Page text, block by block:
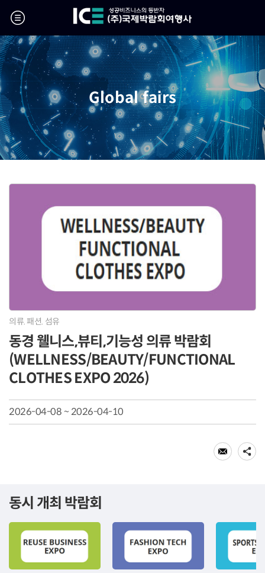
Global fairs
의류. 패션. 섬유
동경 웰니스,뷰티,기능성 의류 박람회
(WELLNESS/BEAUTY/FUNCTIONAL
CLOTHES EXPO 2026)
2026-04-08 ~ 2026-04-10
동시 개최 박람회